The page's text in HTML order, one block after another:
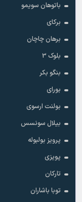
باتوهان سویمو
برکای
برهان چاچان
بلوک 3
بنگو بکر
بورای
بولنت ارسوی
بیلال سونسس
پرویز بولبوله
پویزی
تارکان
توبا باشاران